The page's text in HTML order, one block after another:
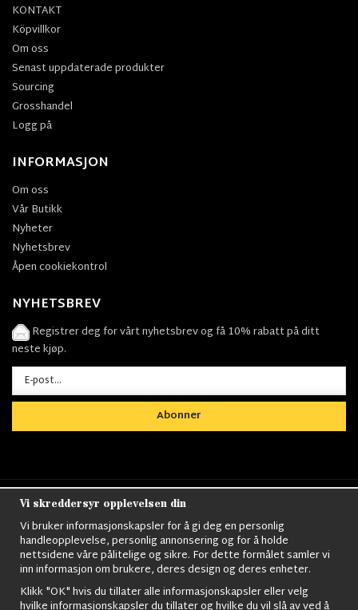
KONTAKT
Köpvillkor
Om oss
Senast uppdaterade produkter
Sourcing
Grosshandel
Logg på
INFORMASJON
Om oss
Vår Butikk
Nyheter
Nyhetsbrev
Åpen cookiekontrol
NYHETSBREV
Registrer deg for vårt nyhetsbrev og få 10% rabatt på ditt
neste kjøp.
Abonner
Nordens största utbud av
kläder,Militärtöverskott, Militärutrustning, Ordningsvakt
utrustning,väktarkläder,Militärbyxor,Militärjackor,M65
Jackor,Bomberjackor,Militärkängor,Militära Ryggsäckar,Vintage Army
kläder,Sjömanskläder,Paracord,Gasmask,Ghillie
Vi skreddersyr opplevelsen din
Vi bruker informasjonskapsler for å gi deg en personlig
handleopplevelse, personlig annonsering og for å holde
nettsidene våre pålitelige og sikre. For dette formålet samler vi
inn informasjon om brukere, deres design og deres enheter.
Klikk "OK" hvis du tillater alle informasjonskapsler eller velg